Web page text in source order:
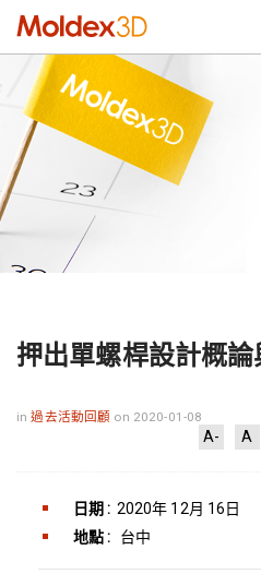
押出單螺桿設計概論
in過去活動回顧 on 2020-01-08
A- A
日期 : 2020年 12月 16日
地點 :
台中